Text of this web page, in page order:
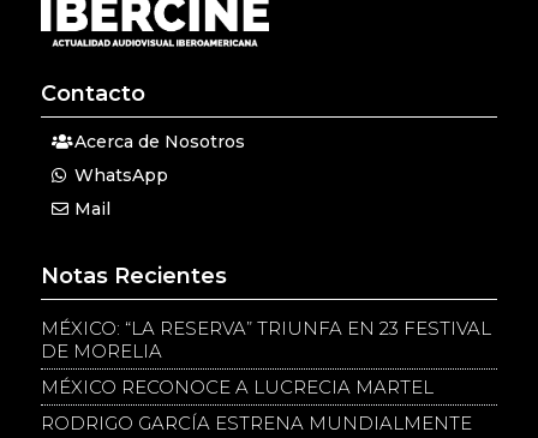
Contacto
Acerca de Nosotros
WhatsApp
Mail
Notas Recientes
MÉXICO: “LA RESERVA” TRIUNFA EN 23 FESTIVAL
DE MORELIA
MÉXICO RECONOCE A LUCRECIA MARTEL
RODRIGO GARCÍA ESTRENA MUNDIALMENTE